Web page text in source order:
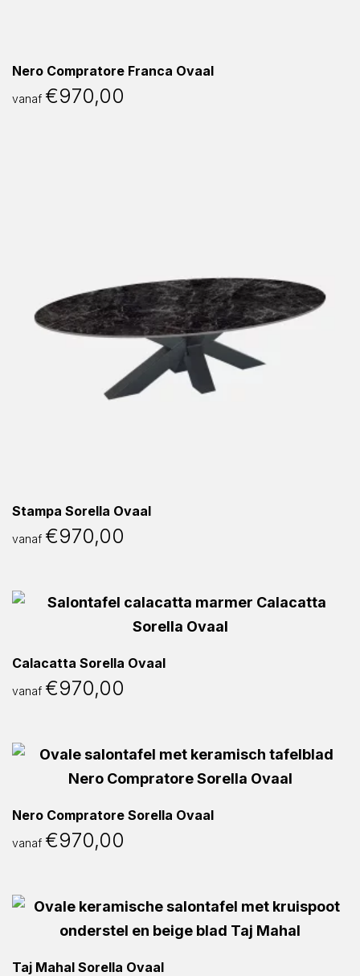
Nero Compratore Franca Ovaal
vanaf €970,00
Stampa Sorella Ovaal
vanaf €970,00
Calacatta Sorella Ovaal
vanaf €970,00
Nero Compratore Sorella Ovaal
vanaf €970,00
Taj Mahal Sorella Ovaal